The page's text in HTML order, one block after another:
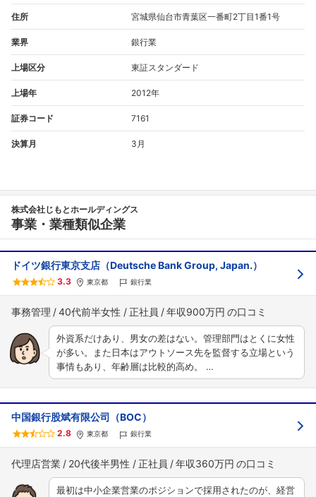
フォローしました
こちらの企業もフォローしませんか？
住所 宮城県仙台市青葉区一番町2丁目1番1号
業界 銀行業
上場区分 東証スタンダード
上場年 2012年
証券コード 7161
決算月 3月
株式会社じもとホールディングス
事業・業種類似企業
ドイツ銀行東京支店（Deutsche Bank Group, Japan.）
3.3 東京都 銀行業
事務管理 40代前半女性 正社員 年収900万円
外資系だけあり、男女の差はない。管理部門はとくに女性
が多い。また日本はアウトソース先を監督する立場という
事情もあり、年齢層は比較的高め。 …
中国銀行股斌有限公司（BOC）
2.8 東京都 銀行業
代理店営業 20代後半男性 正社員 年収360万円
最初は中小企業営業のポジションで採用されたのが、経営